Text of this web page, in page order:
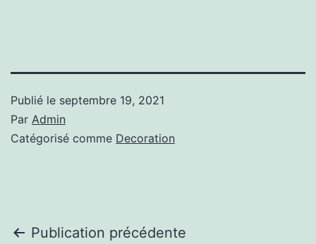
Publié le septembre 19, 2021
Par Admin
Catégorisé comme Decoration
Navigation
Publication précédente